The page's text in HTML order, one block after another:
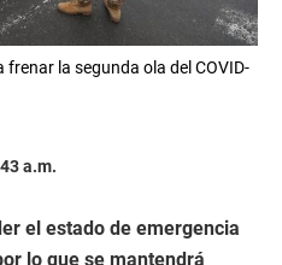
la segunda ola del COVID-
a.m.
el estado de emergencia
lo que se mantendrá